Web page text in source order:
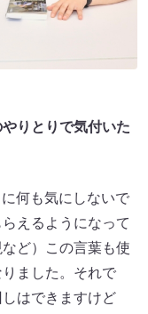
りとりで気付いた
何も気にしないで
えるようになって
ど）この言葉も使
ました。それで
はできますけど